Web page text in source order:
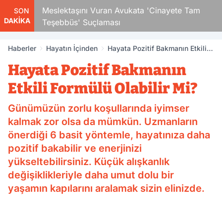
SON
DAKİKA
Meslektaşını Vuran Avukata 'Cinayete Tam
Teşebbüs' Suçlaması
Haberler Hayatın İçinden
Hayata Pozitif Bakmanın Etkili
Hayata Pozitif Bakmanın
Etkili Formülü Olabilir Mi?
Günümüzün zorlu koşullarında iyimser
kalmak zor olsa da mümkün. Uzmanların
önerdiği 6 basit yöntemle, hayatınıza daha
pozitif bakabilir ve enerjinizi
yükseltebilirsiniz. Küçük alışkanlık
değişiklikleriyle daha umut dolu bir
yaşamın kapılarını aralamak sizin elinizde.